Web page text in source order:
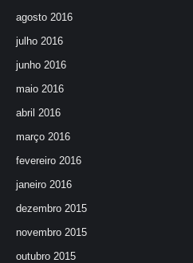
agosto 2016
julho 2016
junho 2016
maio 2016
abril 2016
março 2016
fevereiro 2016
janeiro 2016
dezembro 2015
novembro 2015
outubro 2015